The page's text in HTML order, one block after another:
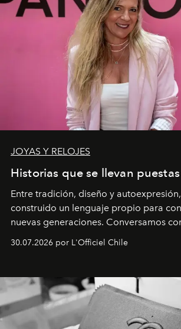
JOYAS Y RELOJES
Historias que se llevan puestas
Entre tradición, diseño y
construido un lenguaje propio para
nuevas generaciones. Conversamos
Dubray, la responsable de marketing
Latinoamérica, sobre identidad, cultura
30.07.2026 por L'Officiel Chile